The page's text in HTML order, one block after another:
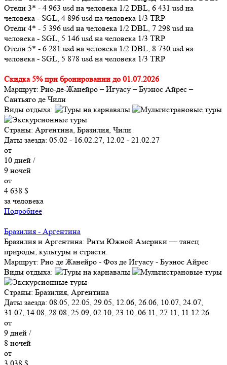
Отели 3* - 4 963 usd на человека 1/2 DBL, 6 431 usd на
человека - SGL, 4 896 usd на человека 1/3 TRP
Отели 4* - 5 396 usd на человека 1/2 DBL, 7 298 usd на
человека - SGL, 5 146 usd на человека 1/3 TRP
Отели 5* - 6 281 usd на человека 1/2 DBL, 8 730 usd на
человека - SGL, 5 878 usd на человека 1/3 TRP
Скидка 5% при бронировании до 01.07.2026
Маршрут: Рио-де-Жанейро – Игуасу – Буэнос Айрес –
Сантьяго де Чили
Виды отдыха:
Страны: Аргентина, Бразилия, Чили
Даты заезда: 05.02 - 16.02.27, 12.02 - 21.02.27
от
10 дней /
9 ночей
от
4 638 $
за человека
Подробнее
Бразилия - Аргентина
Бразилия и Аргентина: Ритм Южной Америки — танец
природы, культуры и страсти.
Маршрут: Рио де Жанейро - Фоз де Игуасу - Буэнос Айрес
Виды отдыха:
Страны: Бразилия, Аргентина
Даты заезда: 08.05, 22.05, 29.05, 12.06, 26.06, 10.07, 24.07,
31.07, 14.08, 28.08, 25.09, 02.10, 23.10, 06.11, 27.11, 11.12.26
от
9 дней /
8 ночей
от